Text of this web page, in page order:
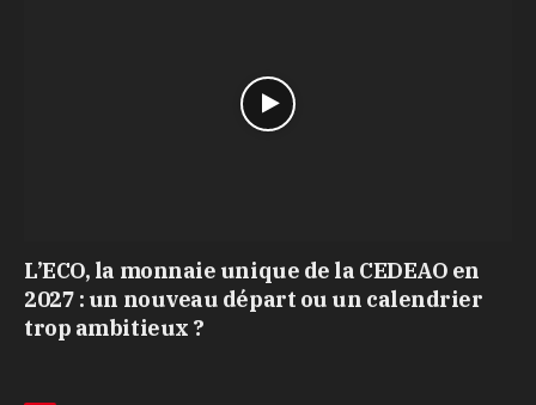
L’ECO, la monnaie unique de la CEDEAO en
2027 : un nouveau départ ou un calendrier
trop ambitieux ?